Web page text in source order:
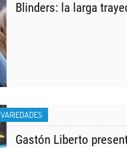
Blinders: la larga
VARIEDADES
Gastón Liberto